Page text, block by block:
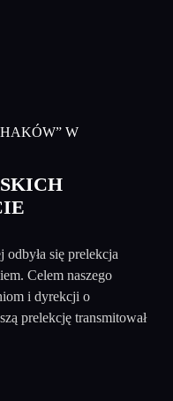
się prelekcja
Celem naszego
i dyrekcji o
prelekcję transmitował